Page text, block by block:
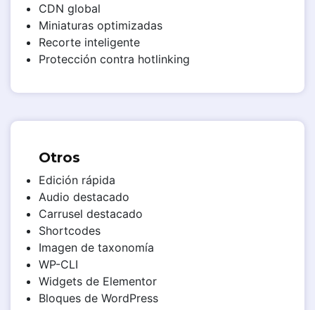
CDN global
Miniaturas optimizadas
Recorte inteligente
Protección contra hotlinking
Otros
Edición rápida
Audio destacado
Carrusel destacado
Shortcodes
Imagen de taxonomía
WP-CLI
Widgets de Elementor
Bloques de WordPress